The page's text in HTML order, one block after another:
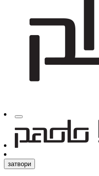
затвори